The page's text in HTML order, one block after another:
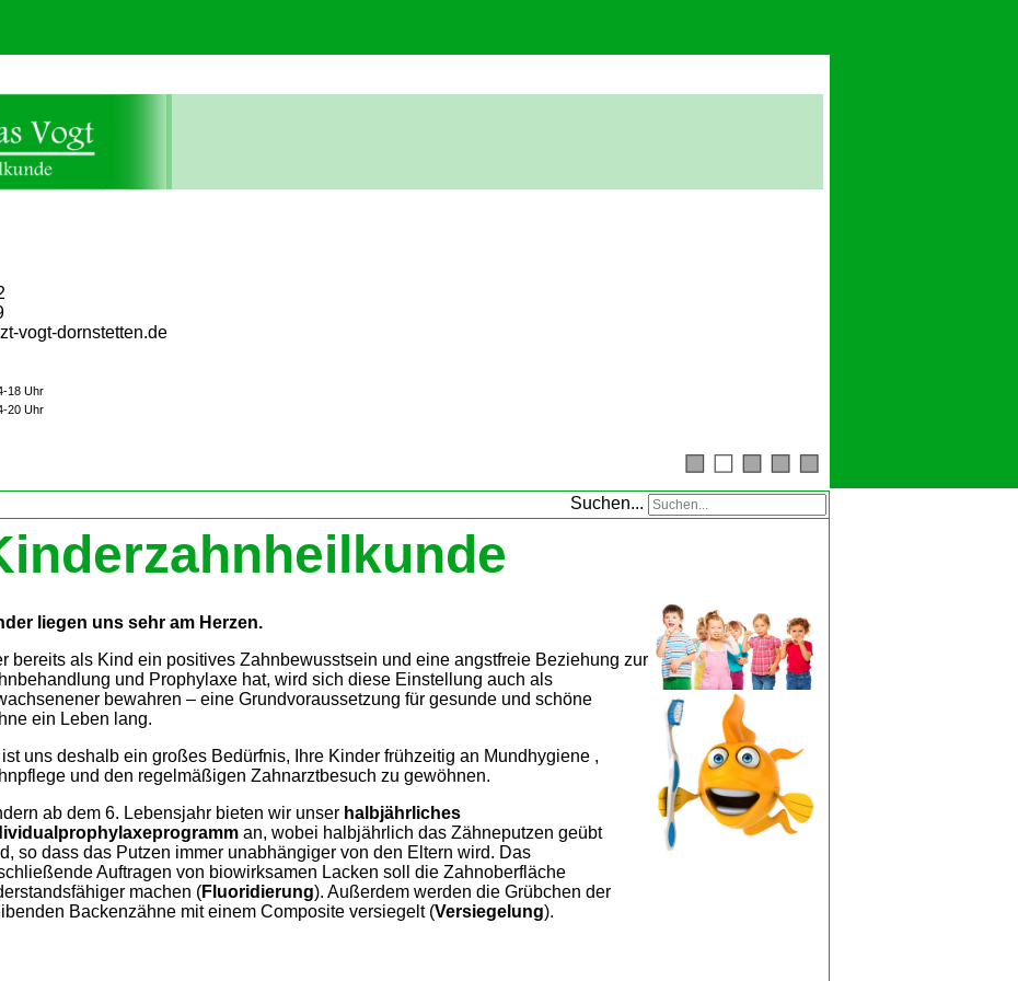
vogt-dornstetten.de
18 Uhr
20 Uhr
Suchen...
liegen uns sehr am Herzen.
bereits als Kind ein positives Zahnbewusstsein und eine angstfreie Beziehung zur
und Prophylaxe hat, wird sich diese Einstellung auch als
bewahren – eine Grundvoraussetzung für gesunde und schöne
ein Leben lang.
ist uns deshalb ein großes Bedürfnis, Ihre Kinder frühzeitig an Mundhygiene ,
und den regelmäßigen Zahnarztbesuch zu gewöhnen.
ab dem 6. Lebensjahr bieten wir unser halbjährliches
an, wobei halbjährlich das Zähneputzen geübt
so dass das Putzen immer unabhängiger von den Eltern wird. Das
Auftragen von biowirksamen Lacken soll die Zahnoberfläche
machen (Fluoridierung). Außerdem werden die Grübchen der
Backenzähne mit einem Composite versiegelt (Versiegelung).